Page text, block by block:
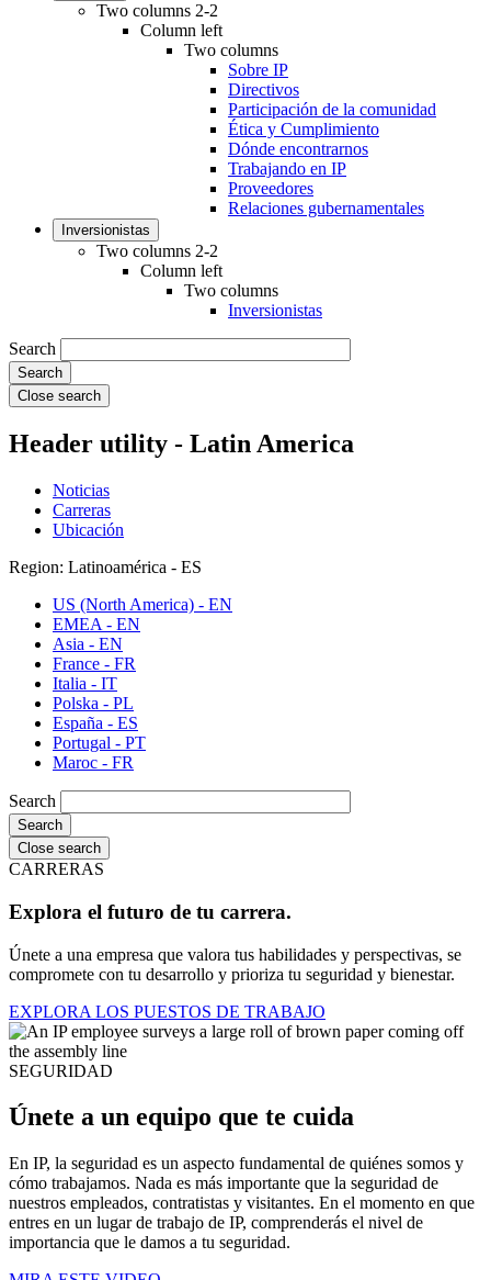
Two columns 2-2
Column left
Two columns
Sobre IP
Directivos
Participación de la comunidad
Ética y Cumplimiento
Dónde encontrarnos
Trabajando en IP
Proveedores
Relaciones gubernamentales
Inversionistas
Two columns 2-2
Column left
Two columns
Inversionistas
Search
Close search
Header utility - Latin America
Noticias
Carreras
Ubicación
Region: Latinoamérica - ES
US (North America) - EN
EMEA - EN
Asia - EN
France - FR
Italia - IT
Polska - PL
España - ES
Portugal - PT
Maroc - FR
Search
Close search
CARRERAS
Explora el futuro de tu carrera.
Únete a una empresa que valora tus habilidades y perspectivas, se
compromete con tu desarrollo y prioriza tu seguridad y bienestar.
EXPLORA LOS PUESTOS DE TRABAJO
SEGURIDAD
Únete a un equipo que te cuida
En IP, la seguridad es un aspecto fundamental de quiénes somos y
cómo trabajamos. Nada es más importante que la seguridad de
nuestros empleados, contratistas y visitantes. En el momento en que
entres en un lugar de trabajo de IP, comprenderás el nivel de
importancia que le damos a tu seguridad.